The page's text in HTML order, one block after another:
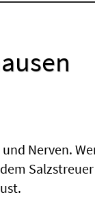
Nerven.